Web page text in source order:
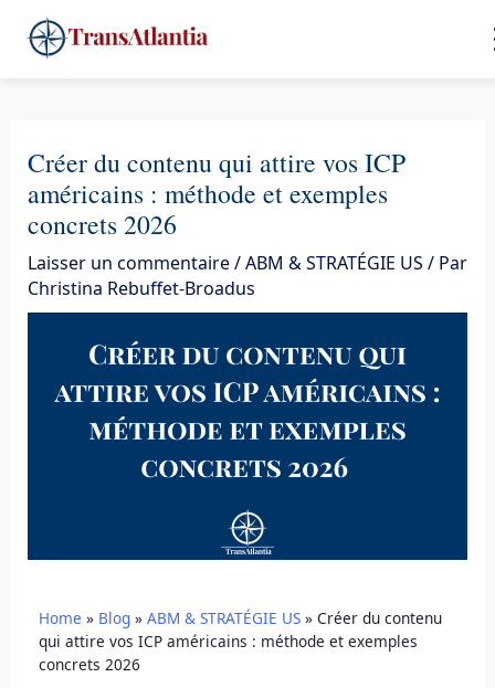
au
contenu
Créer du contenu qui attire vos ICP
américains : méthode et exemples
concrets 2026
Laisser un commentaire/ABM & STRATÉGIE US / Par
Christina Rebuffet-Broadus
Home » Blog» ABM & STRATÉGIE US» Créer du contenu
qui attire vos ICP américains : méthode et exemples
concrets 2026